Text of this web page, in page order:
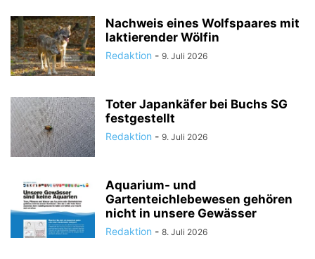
Nachweis eines Wolfspaares mit
laktierender Wölfin
Redaktion - 9. Juli 2026
Toter Japankäfer bei Buchs SG
festgestellt
Redaktion - 9. Juli 2026
Aquarium- und
Gartenteichlebewesen gehören
nicht in unsere Gewässer
Redaktion - 8. Juli 2026